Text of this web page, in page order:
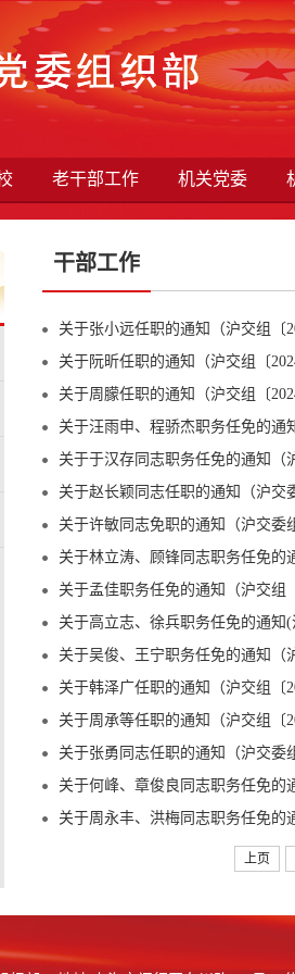
老干部工作 机关党委
干部工作
关于张小远任职的通知（沪交组〔
关于阮昕任职的通知（沪交组〔
关于周朦任职的通知（沪交组〔
关于汪雨申、程骄杰职务任免的通
关于于汉存同志职务任免的通知（
关于赵长颖同志任职的通知（沪交
关于许敏同志免职的通知（沪交委
关于林立涛、顾锋同志职务任免的
关于孟佳职务任免的通知（沪交组
关于高立志、徐兵职务任免的通知(
关于吴俊、王宁职务任免的通知（
关于韩泽广任职的通知（沪交组〔
关于周承等任职的通知（沪交组〔
关于张勇同志任职的通知（沪交委
关于何峰、章俊良同志职务任免的
关于周永丰、洪梅同志职务任免的
上页